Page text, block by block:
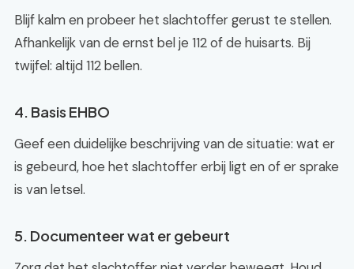
Blijf kalm en probeer het slachtoffer gerust te stellen.
Afhankelijk van de ernst bel je 112 of de huisarts. Bij
twijfel: altijd 112 bellen.
4. Basis EHBO
Geef een duidelijke beschrijving van de situatie: wat er
is gebeurd, hoe het slachtoffer erbij ligt en of er sprake
is van letsel.
5. Documenteer wat er gebeurt